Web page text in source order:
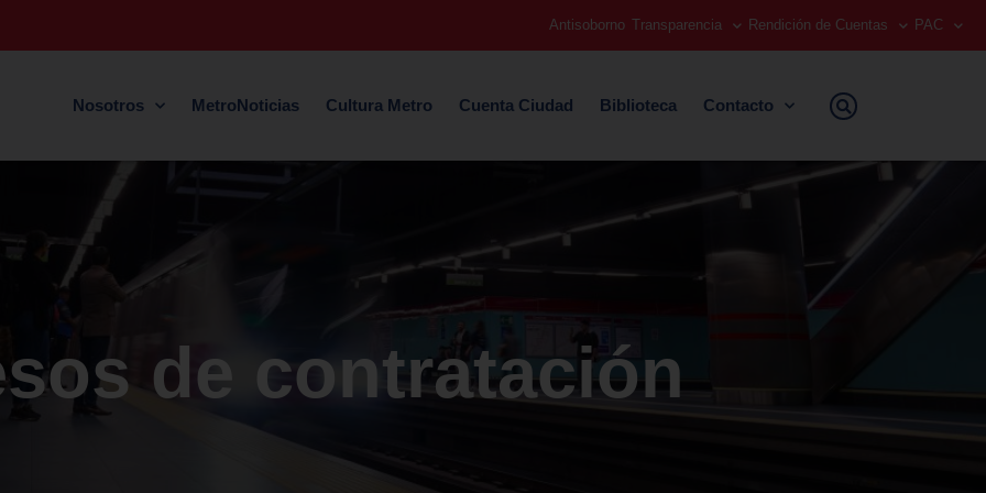
Antisoborno Transparencia Rendición de Cuentas PAC
Nosotros MetroNoticias Cultura Metro Cuenta Ciudad Biblioteca Contacto
de contratación